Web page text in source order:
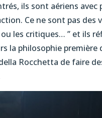
ils sont aériens avec
Ce ne sont pas des
les critiques… ’’ et ils
la philosophie première
Rocchetta de faire